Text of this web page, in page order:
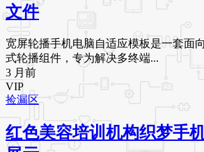
文件
宽屏轮播手机电脑自适应模板是一套面
式轮播组件，专为解决多终端...
3 月前
VIP
捡漏区
红色美容培训机构织梦手